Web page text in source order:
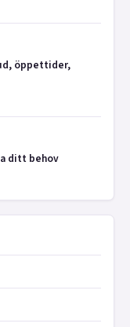
öppettider,
ditt behov